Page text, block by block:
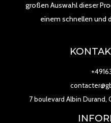
großen Auswahl dieser
einem schnellen und
7 boulevard Albin Durand,